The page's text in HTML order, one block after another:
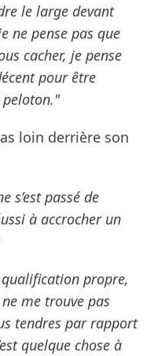
le large devant
ne pense pas que
cacher, je pense
pour être
loin derrière son
s’est passé de
à accrocher un
qualification propre,
me trouve pas
tendres par rapport
quelque chose à